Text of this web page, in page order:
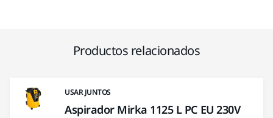
Productos relacionados
USAR JUNTOS
Aspirador Mirka 1125 L PC EU 230V